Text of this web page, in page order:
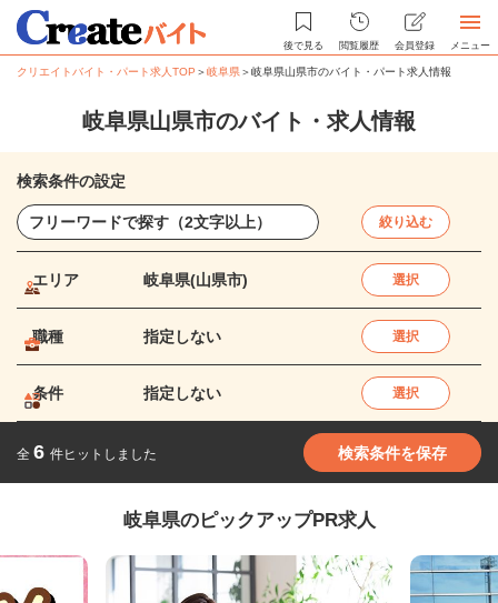
後で見る 閲覧履歴 会員登録 メニュー
クリエイトバイト・パート求人TOP ＞岐阜県＞岐阜県山県市のバイト・パート求人情報
岐阜県山県市のバイト・求人情報
検索条件の設定
絞り込む
エリア 岐阜県(山県市) 選択
職種 指定しない 選択
条件 指定しない 選択
全 6 件ヒットしました 検索条件を保存
岐阜県のピックアップPR求人